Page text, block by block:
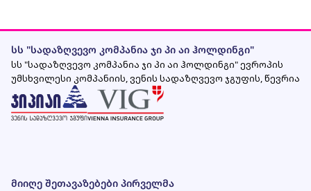
სს "სადაზღვევო კომპანია ჯი პი აი ჰოლდინგი"
სს "სადაზღვევო კომპანია ჯი პი აი ჰოლდინგი" ევროპის
უმსხვილესი კომპანიის, ვენის სადაზღვევო ჯგუფის, წევრია
მიიღე შეთავაზებები პირველმა